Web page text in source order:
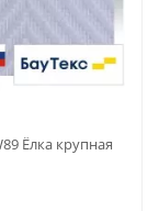
Ёлка крупная